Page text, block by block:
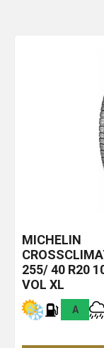
MICHELIN
255/ 40 R20
VOL XL
A